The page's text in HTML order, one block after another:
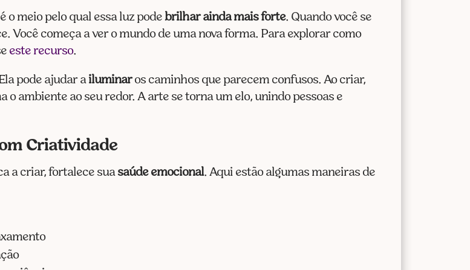
o meio pelo qual essa luz podebrilhar ainda mais forte. Quando você se
Você começa a ver o mundo de uma nova forma. Para explorar como
este recurso.
pode ajudar ailuminaros caminhos que parecem confusos. Ao criar,
ambiente ao seu redor. A arte se torna um elo, unindo pessoas e
Criatividade
a criar, fortalece suasaúde emocional. Aqui estão algumas maneiras de